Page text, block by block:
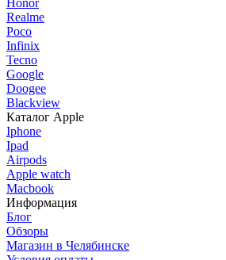
Realme
Poco
Infinix
Tecno
Google
Doogee
Blackview
Каталог Apple
Iphone
Ipad
Airpods
Apple watch
Macbook
Информация
Блог
Обзоры
Магазин в Челябинске